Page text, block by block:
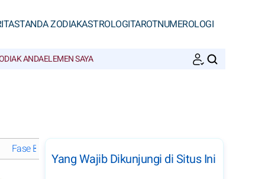
TANDA ZODIAKASTROLOGITAROTNUMEROLOGI
ANDAELEMEN SAYA
Fase Bulan di Mei 2028
Yang Wajib Dikunjungi di Situs Ini